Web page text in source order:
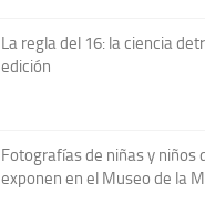
La regla del 16: la ciencia
edición
Fotografías de niñas y niños
exponen en el Museo de la